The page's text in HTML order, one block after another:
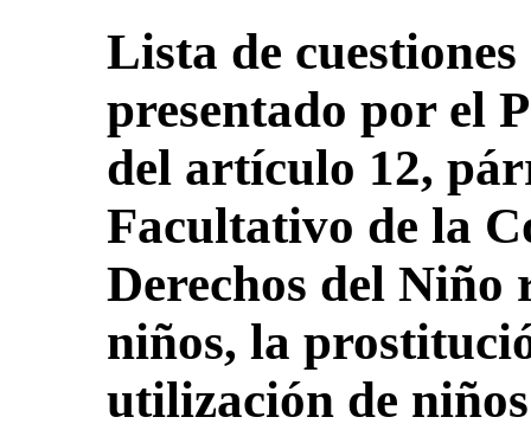
Lista de
presentado por el
del artículo 12,
Facultativo de la
Derechos del Niño
niños, la
utilización de